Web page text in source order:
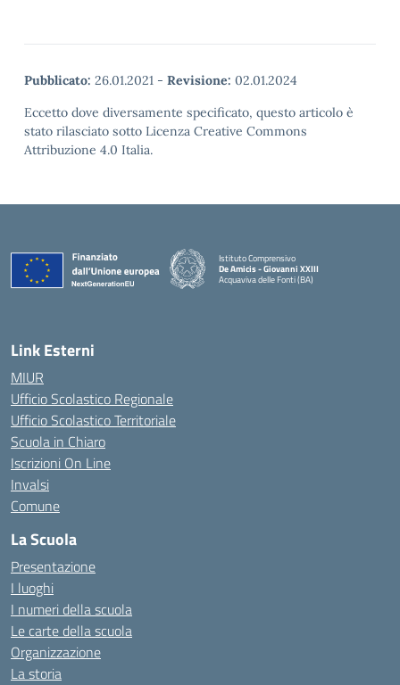
Pubblicato: 26.01.2021 - Revisione: 02.01.2024
Eccetto dove diversamente specificato, questo articolo è
stato rilasciato sotto Licenza Creative Commons
Attribuzione 4.0 Italia.
Istituto Comprensivo
De Amicis - Giovanni XXIII
Acquaviva delle Fonti (BA)
— Visita la pagina iniziale della scuola
Link Esterni
MIUR
Ufficio Scolastico Regionale
Ufficio Scolastico Territoriale
Scuola in Chiaro
Iscrizioni On Line
Invalsi
Comune
La Scuola
Presentazione
I luoghi
I numeri della scuola
Le carte della scuola
Organizzazione
La storia